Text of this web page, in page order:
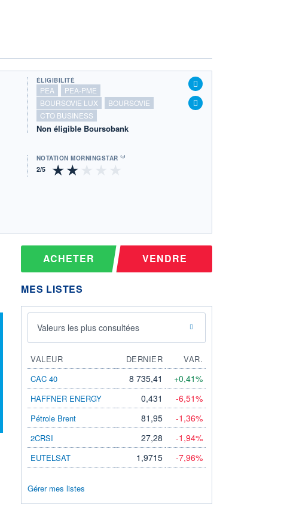
ÉLIGIBILITÉ
PEA
PEA-PME
BOURSOVIE LUX
BOURSOVIE
CTO BUSINESS
Non éligible Boursobank
NOTATION MORNINGSTAR ⁽¹⁾
ACHETER VENDRE
MES LISTES
Valeurs les plus consultées
VALEUR DERNIER
VAR.
CAC 40
8 735,41 +0,41%
HAFFNER ENERGY 0,431 -6,51%
Pétrole Brent 81,95 -1,36%
2CRSI 27,28 -1,94%
EUTELSAT 1,9715 -7,96%
Gérer mes listes